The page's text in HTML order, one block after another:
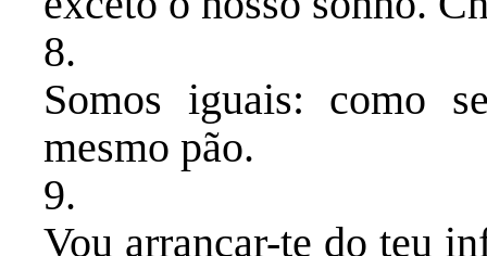
​8.
Somos iguais: como
mesmo pão.
​9.
Vou arrancar-te do teu